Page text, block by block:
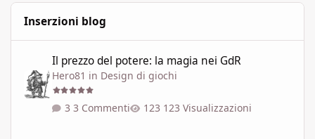
Inserzioni blog
Il prezzo del potere: la magia nei GdR
Hero81 in Design di giochi
3 Commenti 123 Visualizzazioni